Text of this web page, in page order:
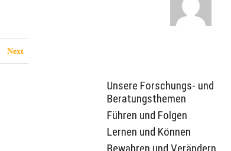
Next
Unsere Forschungs- und
Beratungsthemen
Führen und Folgen
Lernen und Können